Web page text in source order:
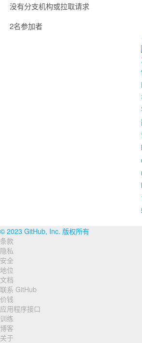
没有分支机构或拉取请求
2名参加者
© 2023 GitHub, Inc. 版权所有
页
脚
导
航
条款
隐私
安全
地位
文档
联系 GitHub
价钱
应用程序接口
训练
博客
关于